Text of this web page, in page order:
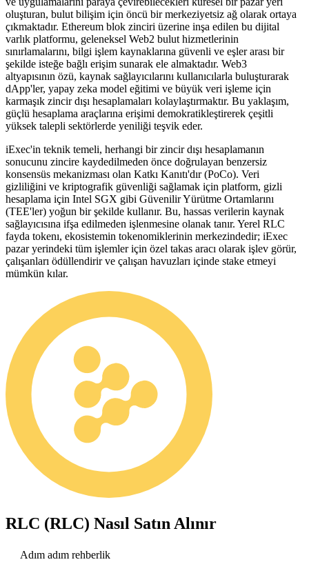
oluşturan, bulut bilişim için öncü bir merkeziyetsiz ağ olarak ortaya
çıkmaktadır. Ethereum blok zinciri üzerine inşa edilen bu dijital
varlık platformu, geleneksel Web2 bulut hizmetlerinin
sınırlamalarını, bilgi işlem kaynaklarına güvenli ve eşler arası bir
şekilde isteğe bağlı erişim sunarak ele almaktadır. Web3
altyapısının özü, kaynak sağlayıcılarını kullanıcılarla buluşturarak
dApp'ler, yapay zeka model eğitimi ve büyük veri işleme için
karmaşık zincir dışı hesaplamaları kolaylaştırmaktır. Bu yaklaşım,
güçlü hesaplama araçlarına erişimi demokratikleştirerek çeşitli
yüksek talepli sektörlerde yeniliği teşvik eder.
iExec'in teknik temeli, herhangi bir zincir dışı hesaplamanın
sonucunu zincire kaydedilmeden önce doğrulayan benzersiz
konsensüs mekanizması olan Katkı Kanıtı'dır (PoCo). Veri
gizliliğini ve kriptografik güvenliği sağlamak için platform, gizli
hesaplama için Intel SGX gibi Güvenilir Yürütme Ortamlarını
(TEE'ler) yoğun bir şekilde kullanır. Bu, hassas verilerin kaynak
sağlayıcısına ifşa edilmeden işlenmesine olanak tanır. Yerel RLC
fayda tokenı, ekosistemin tokenomiklerinin merkezindedir; iExec
pazar yerindeki tüm işlemler için özel takas aracı olarak işlev görür,
çalışanları ödüllendirir ve çalışan havuzları içinde stake etmeyi
mümkün kılar.
RLC (RLC) Nasıl Satın Alınır
Adım adım rehberlik